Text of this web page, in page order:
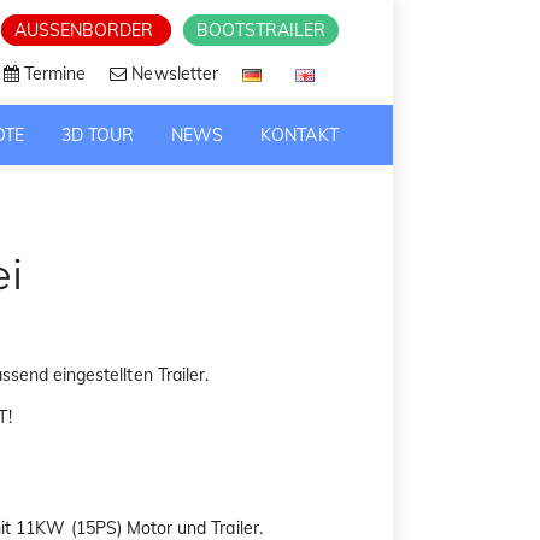
AUSSENBORDER BOOTSTRAILER
Termine Newsletter
3D TOUR NEWS KONTAKT
eingestellten Trailer.
11KW (15PS) Motor und Trailer.